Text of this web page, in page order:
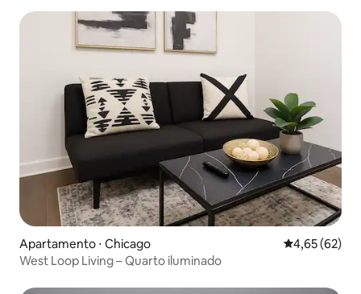
Apartamento ⋅ Chicago 4,65 de uma
4,65 (62)
West Loop Living – Quarto iluminado